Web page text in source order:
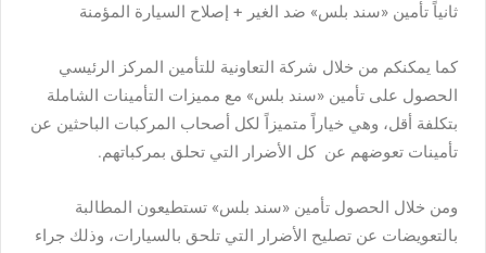
ثانياً تأمين «سند بلس» ضد الغير + إصلاح السيارة المؤمنة
كما يمكنكم من خلال شركة التعاونية للتأمين المركز الرئيسي
الحصول على تأمين «سند بلس» مع مميزات التأمينات الشاملة
بتكلفة أقل، وهي خياراً متميزاً لكل أصحاب المركبات الباحثين عن
تأمينات تعوضهم عن كل الأضرار التي تحلق بمركباتهم.
ومن خلال الحصول تأمين «سند بلس» تستطيعون المطالبة
بالتعويضات عن تصليح الأضرار التي تلحق بالسيارات، وذلك جراء